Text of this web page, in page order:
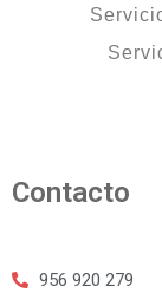
Contacto
956 920 279